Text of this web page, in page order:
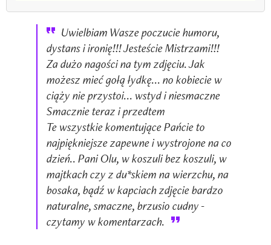
Uwielbiam Wasze poczucie humoru,
dystans i ironię!!! Jesteście Mistrzami!!!
Za dużo nagości na tym zdjęciu. Jak
możesz mieć gołą łydkę... no kobiecie w
ciąży nie przystoi... wstyd i niesmaczne
Smacznie teraz i przedtem
Te wszystkie komentujące Pańcie to
najpiękniejsze zapewne i wystrojone na co
dzień.. Pani Olu, w koszuli bez koszuli, w
majtkach czy z du*skiem na wierzchu, na
bosaka, bądź w kapciach zdjęcie bardzo
naturalne, smaczne, brzusio cudny -
czytamy w komentarzach.